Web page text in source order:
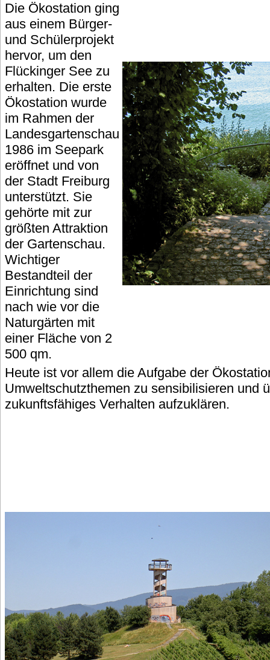
Die Ökostation ging
aus einem Bürger-
und Schülerprojekt
hervor, um den
Flückinger See zu
erhalten. Die erste
Ökostation wurde
im Rahmen der
Landesgartenschau
1986 im Seepark
eröffnet und von
der Stadt Freiburg
unterstützt. Sie
gehörte mit zur
größten Attraktion
der Gartenschau.
Wichtiger
Bestandteil der
Einrichtung sind
nach wie vor die
Naturgärten mit
einer Fläche von 2
500 qm.
Heute ist vor allem die Aufgabe der
Umweltschutzthemen zu sensibilisieren und
zukunftsfähiges Verhalten aufzuklären.